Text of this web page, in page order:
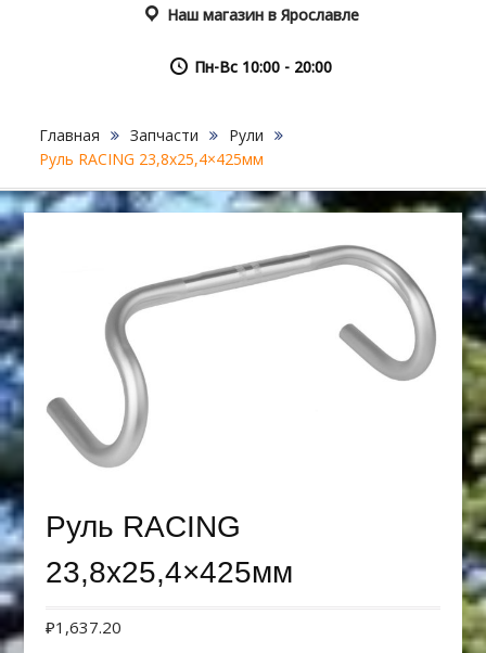
Наш магазин в Ярославле
Пн-Вс 10:00 - 20:00
Главная Запчасти
Рули
Руль RACING 23,8х25,4×425мм
Руль RACING
23,8х25,4×425мм
₽1,637.20